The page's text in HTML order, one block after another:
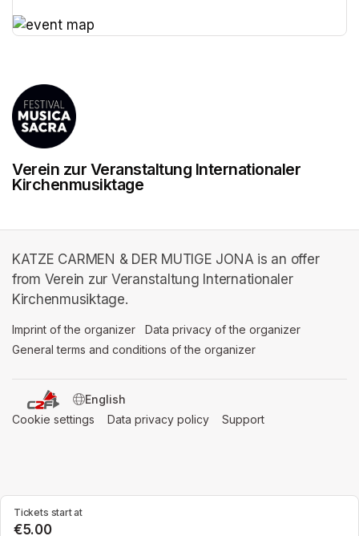
Tickets start at
€5.00
Verein zur Veranstaltung Internationaler
Kirchenmusiktage
KATZE CARMEN & DER MUTIGE JONA is an offer
from Verein zur Veranstaltung Internationaler
Kirchenmusiktage.
Imprint of the organizer (opens in a new tab)
Data privacy of the organizer
General terms and conditions of the organizer
SWITCH LANGUAGE
Cookie settings (opens in a new tab)
Data privacy policy (opens in a new tab)
Support